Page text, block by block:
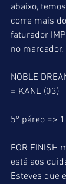
abaixo,
corre mais
faturador
no
NOBLE
= KANE (03)
5º páreo =>
FOR FINISH
está aos
Esteves que